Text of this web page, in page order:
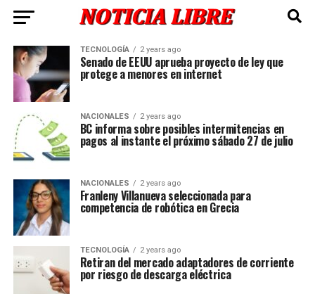
TECNOLOGÍA 2 years ago
Senado de EEUU aprueba proyecto de ley que
protege a menores en internet
NACIONALES 2 years ago
BC informa sobre posibles intermitencias en
pagos al instante el próximo sábado 27 de julio
NACIONALES 2 years ago
Franleny Villanueva seleccionada para
competencia de robótica en Grecia
TECNOLOGÍA 2 years ago
Retiran del mercado adaptadores de corriente
por riesgo de descarga eléctrica